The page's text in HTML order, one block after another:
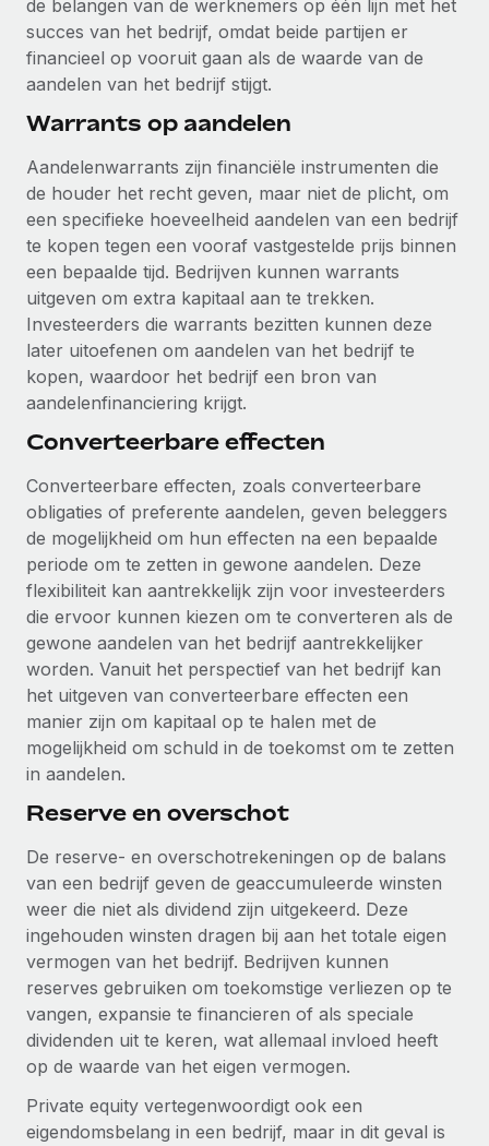
de belangen van de werknemers op één lijn met het
succes van het bedrijf, omdat beide partijen er
financieel op vooruit gaan als de waarde van de
aandelen van het bedrijf stijgt.
Warrants op aandelen
Aandelenwarrants zijn financiële instrumenten die
de houder het recht geven, maar niet de plicht, om
een specifieke hoeveelheid aandelen van een bedrijf
te kopen tegen een vooraf vastgestelde prijs binnen
een bepaalde tijd. Bedrijven kunnen warrants
uitgeven om extra kapitaal aan te trekken.
Investeerders die warrants bezitten kunnen deze
later uitoefenen om aandelen van het bedrijf te
kopen, waardoor het bedrijf een bron van
aandelenfinanciering krijgt.
Converteerbare effecten
Converteerbare effecten, zoals converteerbare
obligaties of preferente aandelen, geven beleggers
de mogelijkheid om hun effecten na een bepaalde
periode om te zetten in gewone aandelen. Deze
flexibiliteit kan aantrekkelijk zijn voor investeerders
die ervoor kunnen kiezen om te converteren als de
gewone aandelen van het bedrijf aantrekkelijker
worden. Vanuit het perspectief van het bedrijf kan
het uitgeven van converteerbare effecten een
manier zijn om kapitaal op te halen met de
mogelijkheid om schuld in de toekomst om te zetten
in aandelen.
Reserve en overschot
De reserve- en overschotrekeningen op de balans
van een bedrijf geven de geaccumuleerde winsten
weer die niet als dividend zijn uitgekeerd. Deze
ingehouden winsten dragen bij aan het totale eigen
vermogen van het bedrijf. Bedrijven kunnen
reserves gebruiken om toekomstige verliezen op te
vangen, expansie te financieren of als speciale
dividenden uit te keren, wat allemaal invloed heeft
op de waarde van het eigen vermogen.
Private equity vertegenwoordigt ook een
eigendomsbelang in een bedrijf, maar in dit geval is